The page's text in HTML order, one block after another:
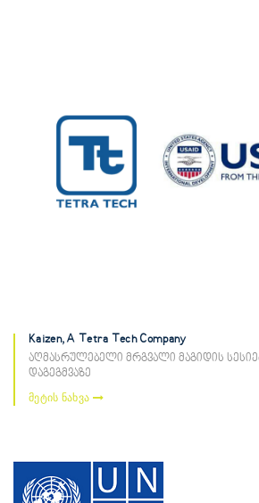
Kaizen, A Tetra Tech Company
აღმასრულებელი მრგვალი მაგიდის
დაგეგმვაზე
მეტის ნახვა